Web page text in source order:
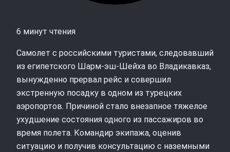
6 минут чтения
Самолет с российскими туристами, следовавший
из египетского Шарм-эш-Шейха во Владикавказ,
вынужденно прервал рейс и совершил
экстренную посадку в одном из турецких
аэропортов. Причиной стало внезапное тяжелое
ухудшение состояния одного из пассажиров во
время полета. Командир экипажа, оценив
ситуацию и получив консультацию с наземными